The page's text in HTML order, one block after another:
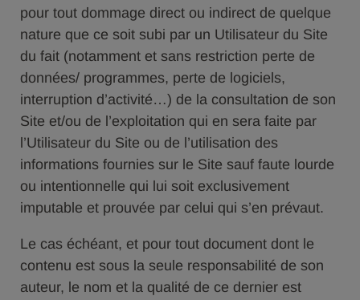
pour tout dommage direct ou indirect de quelque
nature que ce soit subi par un Utilisateur du Site
du fait (notamment et sans restriction perte de
données/ programmes, perte de logiciels,
interruption d’activité…) de la consultation de son
Site et/ou de l’exploitation qui en sera faite par
l’Utilisateur du Site ou de l’utilisation des
informations fournies sur le Site sauf faute lourde
ou intentionnelle qui lui soit exclusivement
imputable et prouvée par celui qui s’en prévaut.
Le cas échéant, et pour tout document dont le
contenu est sous la seule responsabilité de son
auteur, le nom et la qualité de ce dernier est